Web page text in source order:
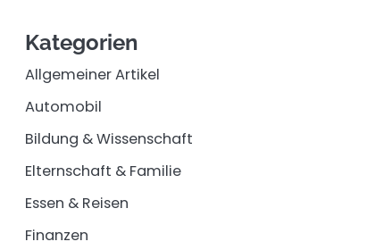
Kategorien
Allgemeiner Artikel
Automobil
Bildung & Wissenschaft
Elternschaft & Familie
Essen & Reisen
Finanzen